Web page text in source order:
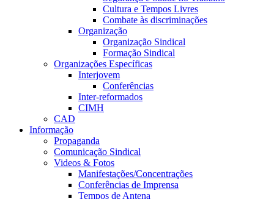
Cultura e Tempos Livres
Combate às discriminações
Organização
Organização Sindical
Formação Sindical
Organizações Específicas
Interjovem
Conferências
Inter-reformados
CIMH
CAD
Informação
Propaganda
Comunicação Sindical
Videos & Fotos
Manifestações/Concentrações
Conferências de Imprensa
Tempos de Antena